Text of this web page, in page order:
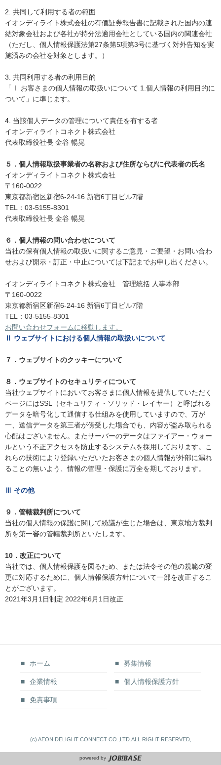
共同して利用する者の範囲
イオンディライト株式会社の有価証券報告書に記載された国内の連
結対象会社および各社が持分法適用会社としている国内の関連会社
（ただし、個人情報保護法第27条第5項第3号に基づく対外告知を実
施済みの会社を対象とします。）
共同利用する者の利用目的
「Ⅰ お客さまの個人情報の取扱いについて 1.個人情報の利用目的に
ついて」に準じます。
当該個人データの管理について責任を有する者
イオンディライトコネクト株式会社
代表取締役社長 金谷 暢晃
５．個人情報取扱事業者の名称および住所ならびに代表者の氏名
イオンディライトコネクト株式会社
〒160-0022
東京都新宿区新宿6-24-16 新宿6丁目ビル7階
TEL：03-5155-8301
代表取締役社長 金谷 暢晃
６．個人情報の問い合わせについて
当社の保有個人情報の取扱いに関するご意見・ご要望・お問い合わ
せおよび開示・訂正・中止については下記までお申し出ください。
イオンディライトコネクト株式会社 管理統括 人事本部
〒160-0022
東京都新宿区新宿6-24-16 新宿6丁目ビル7階
TEL：03-5155-8301
お問い合わせフォームに移動します。
Ⅱ ウェブサイトにおける個人情報の取扱いについて
７．ウェブサイトのクッキーについて
８．ウェブサイトのセキュリティについて
当社ウェブサイトにおいてお客さまに個人情報を提供していただく
ページにはSSL（セキュリティ・ソリッド・レイヤー）と呼ばれる
データを暗号化して通信する仕組みを使用していますので、万が
一、送信データを第三者が傍受した場合でも、内容が盗み取られる
心配はございません。またサーバーのデータはファイアー・ウォー
ルという不正アクセスを防止するシステムを採用しております。こ
れらの技術により登録いただいたお客さまの個人情報が外部に漏れ
ることの無いよう、情報の管理・保護に万全を期しております。
Ⅲ その他
９．管轄裁判所について
当社の個人情報の保護に関して紛議が生じた場合は、東京地方裁判
所を第一審の管轄裁判所といたします。
10．改正について
当社では、個人情報保護を図るため、または法令その他の規範の変
更に対応するために、個人情報保護方針について一部を改正するこ
とがございます。
2021年3月1日制定 2022年6月1日改正
ホーム 募集情報
企業情報 個人情報保護方針
免責事項
(c) AEON DELIGHT CONNECT CO.,LTD.ALL RIGHT RESERVED,
powered by